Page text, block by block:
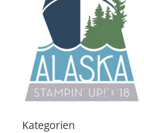
Kategorien